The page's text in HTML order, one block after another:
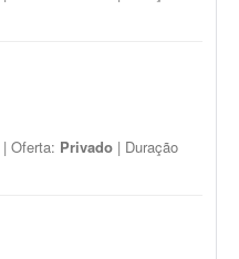
| Oferta: Privado | Duração